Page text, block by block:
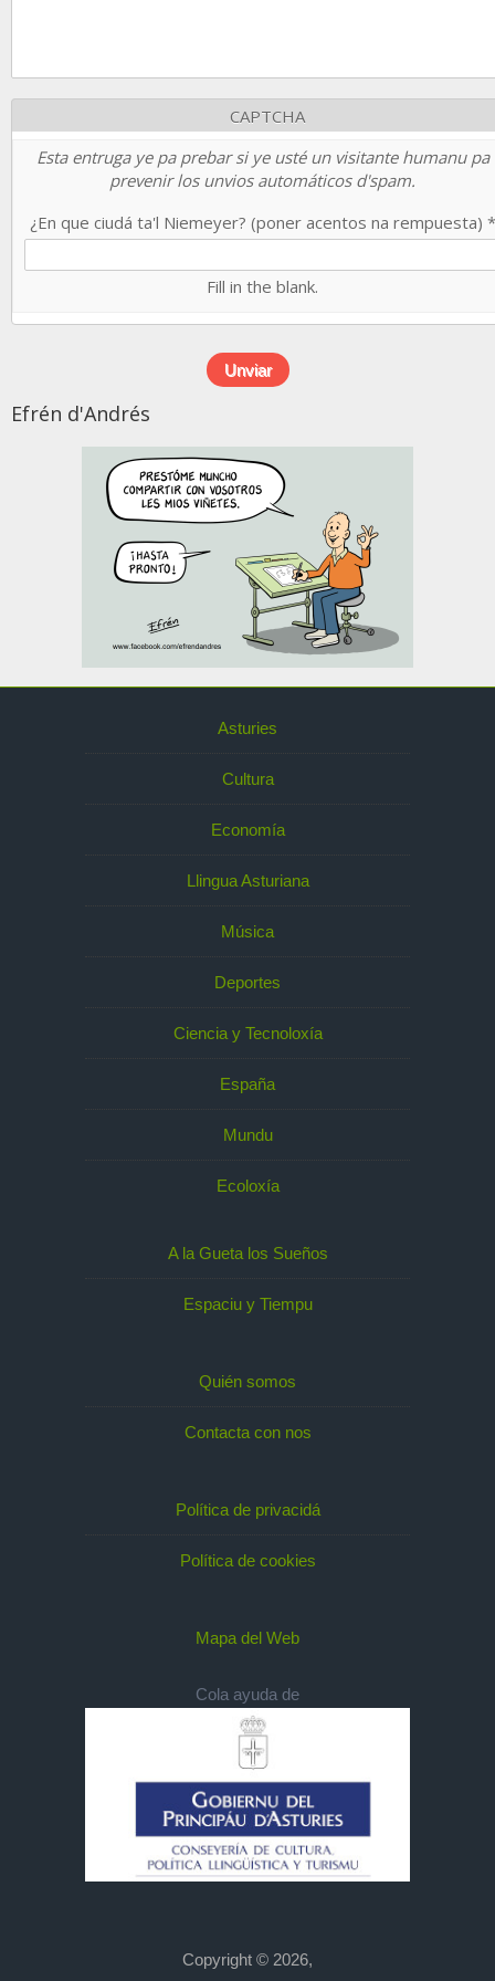
CAPTCHA
Esta entruga ye pa prebar si ye usté un visitante humanu pa
prevenir los unvios automáticos d'spam.
¿En que ciudá ta'l Niemeyer? (poner acentos na rempuesta) *
Fill in the blank.
Efrén d'Andrés
Asturies
Cultura
Economía
Llingua Asturiana
Música
Deportes
Ciencia y Tecnoloxía
España
Mundu
Ecoloxía
A la Gueta los Sueños
Espaciu y Tiempu
Quién somos
Contacta con nos
Política de privacidá
Política de cookies
Mapa del Web
Cola ayuda de
Copyright © 2026,